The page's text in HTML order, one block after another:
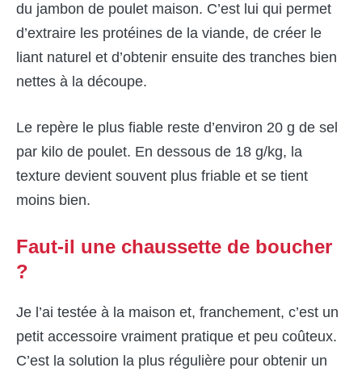
du jambon de poulet maison. C’est lui qui permet
d’extraire les protéines de la viande, de créer le
liant naturel et d’obtenir ensuite des tranches bien
nettes à la découpe.
Le repère le plus fiable reste d’environ 20 g de sel
par kilo de poulet. En dessous de 18 g/kg, la
texture devient souvent plus friable et se tient
moins bien.
Faut-il une chaussette de boucher
?
Je l’ai testée à la maison et, franchement, c’est un
petit accessoire vraiment pratique et peu coûteux.
C’est la solution la plus régulière pour obtenir un